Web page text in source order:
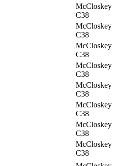
McCloskey
C38
McCloskey
C38
McCloskey
C38
McCloskey
C38
McCloskey
C38
McCloskey
C38
McCloskey
C38
McCloskey
C38